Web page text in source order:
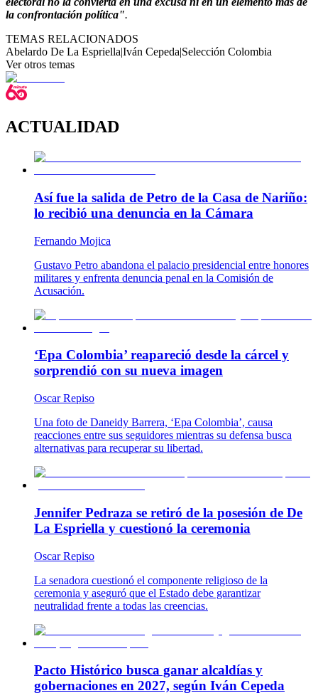
la confrontación política".
TEMAS RELACIONADOS
Abelardo De La Espriella|Iván Cepeda|Selección Colombia
Ver otros temas
ACTUALIDAD
Así fue la salida de Petro de la Casa de Nariño:
lo recibió una denuncia en la Cámara
Fernando Mojica
Gustavo Petro abandona el palacio presidencial entre honores
militares y enfrenta denuncia penal en la Comisión de
Acusación.
‘Epa Colombia’ reapareció desde la cárcel y
sorprendió con su nueva imagen
Oscar Repiso
Una foto de Daneidy Barrera, ‘Epa Colombia’, causa
reacciones entre sus seguidores mientras su defensa busca
alternativas para recuperar su libertad.
Jennifer Pedraza se retiró de la posesión de De
La Espriella y cuestionó la ceremonia
Oscar Repiso
La senadora cuestionó el componente religioso de la
ceremonia y aseguró que el Estado debe garantizar
neutralidad frente a todas las creencias.
Pacto Histórico busca ganar alcaldías y
gobernaciones en 2027, según Iván Cepeda